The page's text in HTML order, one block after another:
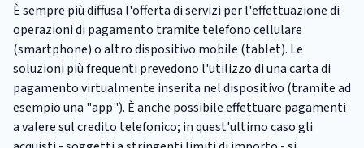
È sempre più diffusa l'offerta di servizi per l'effettuazione di
operazioni di pagamento tramite telefono cellulare
(smartphone) o altro dispositivo mobile (tablet). Le
soluzioni più frequenti prevedono l'utilizzo di una carta di
pagamento virtualmente inserita nel dispositivo (tramite ad
esempio una "app"). È anche possibile effettuare pagamenti
a valere sul credito telefonico; in quest'ultimo caso gli